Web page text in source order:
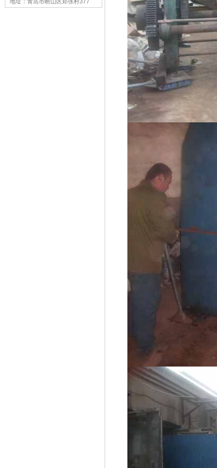
地址：青岛市崂山区郑张村377